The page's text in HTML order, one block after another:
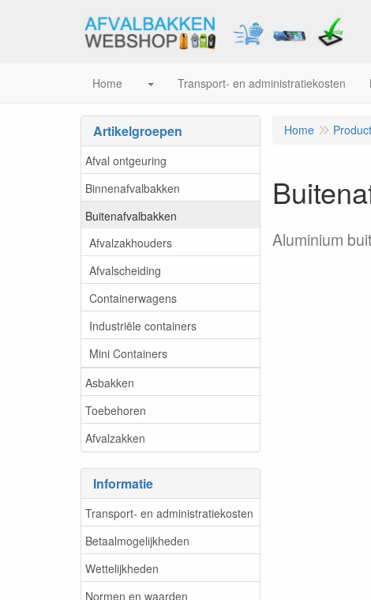
Home Transport- en administratiekosten
Artikelgroepen
Afval ontgeuring
Binnenafvalbakken
Buitenafvalbakken
Afvalzakhouders
Afvalscheiding
Containerwagens
Industriële containers
Mini Containers
Asbakken
Toebehoren
Afvalzakken
Informatie
Transport- en administratiekosten
Betaalmogelijkheden
Wettelijkheden
Normen en waarden
Home
Aluminium